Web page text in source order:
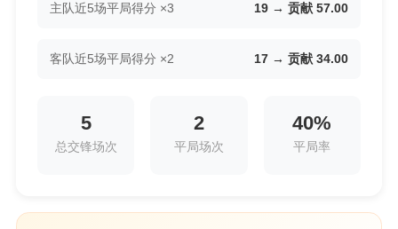
主队近5场平局得分 ×3 19 → 贡献 57.00
客队近5场平局得分 ×2 17 → 贡献 34.00
5
总交锋场次
2
平局场次
40%
平局率